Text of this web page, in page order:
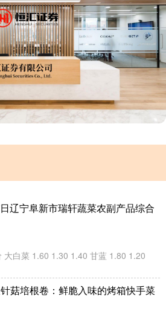
新一年定开混合A,浦银安盛科技创
盛科技创新一年持有期混合型证券
混合型证券投资基金基金产品资料概要
送出日期：2025年06月0
）被证监会立案调查，受损股民